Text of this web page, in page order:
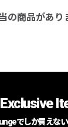
の商品があり
Exclusive
でしか買えな